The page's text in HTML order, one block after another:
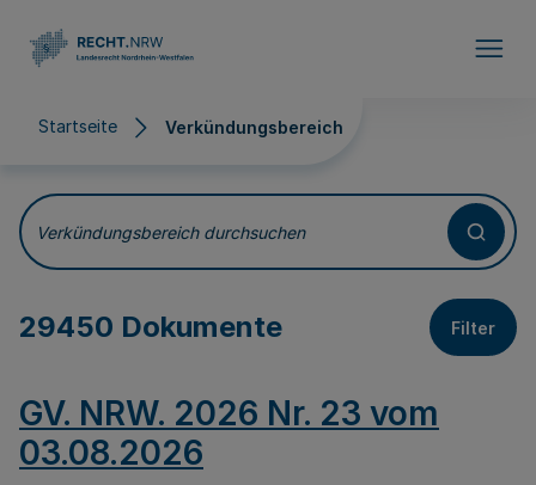
Startseite Verkündungsbereich
Verkündungsbereich
Verkündungsbereich durchsuchen
29450 Dokumente Filter
GV. NRW. 2026 Nr. 23 vom
03.08.2026